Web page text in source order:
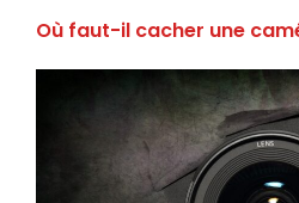
Où faut-il cacher une